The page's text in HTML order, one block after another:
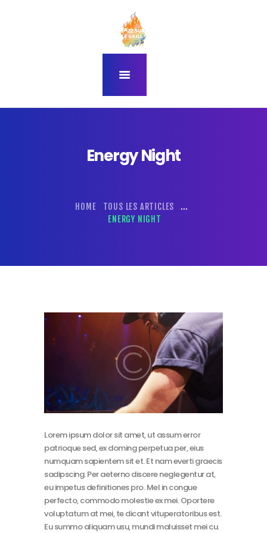
Energy Night
HOME TOUS LES ARTICLES
...
ENERGY NIGHT
accueil
programmation
thème du festival 2026
à propos du festival
infos pratiques
Lorem ipsum dolor sit amet, ut assum error
patrioque sed, ex doming perpetua per, eius
numquam sapientem sit et. Et nam everti graecis
sadipscing. Per aeterno discere neglegentur at,
eu impetus definitiones pro. Mel in congue
perfecto, commodo molestie ex mei. Oportere
voluptatum at mei, te dicant vituperatoribus est.
Eu summo aliquam usu, mundi maluisset mei cu.